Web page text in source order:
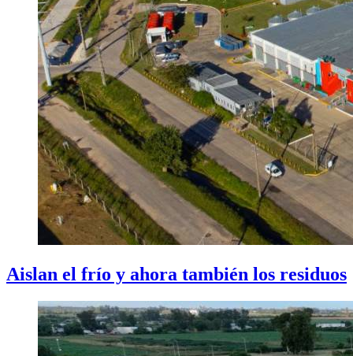
Aislan el frío y ahora también los residuos